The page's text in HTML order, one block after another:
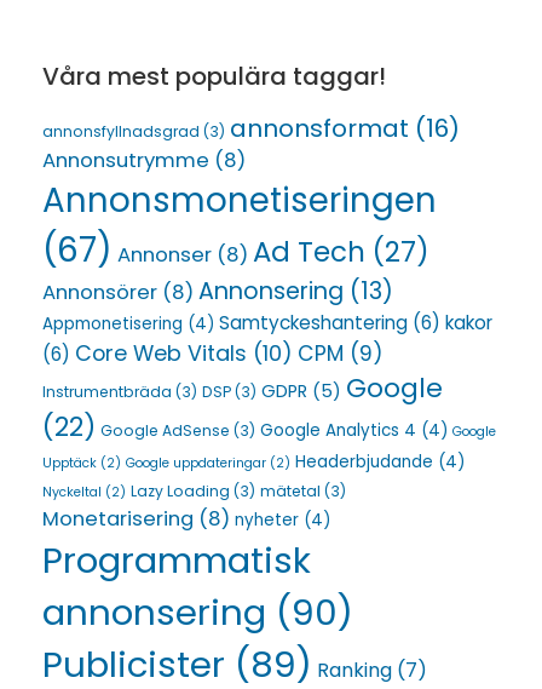
Våra mest populära taggar!
annonsfyllnadsgrad (3) annonsformat (16)
Annonsutrymme (8)
Annonsmonetiseringen
(67) Annonser (8) Ad Tech (27)
Annonsörer (8) Annonsering (13)
Appmonetisering (4) Samtyckeshantering (6) kakor
(6) Core Web Vitals (10) CPM (9)
Instrumentbräda (3) DSP(3) GDPR (5) Google
(22) Google AdSense (3) Google Analytics 4 (4) Google
Upptäck (2) Google uppdateringar (2) Headerbjudande (4)
Nyckeltal (2) Lazy Loading (3) mätetal (3)
Monetarisering (8) nyheter (4)
Programmatisk
annonsering (90)
Publicister (89) Ranking (7)